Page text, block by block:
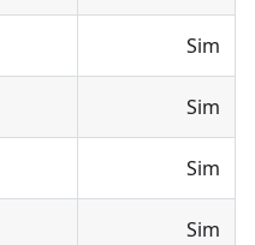
Sim
Sim
Sim
Sim